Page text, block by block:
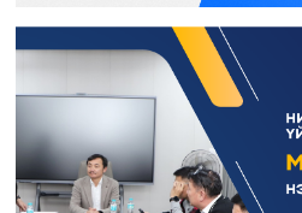
болон хурлын өрөөний заслын ажил
Бага сургууль, цэцэрлэгийн цогцолбор
Хан-Уул дүүрэгт хэрэгжүүлэх хөрөнгө